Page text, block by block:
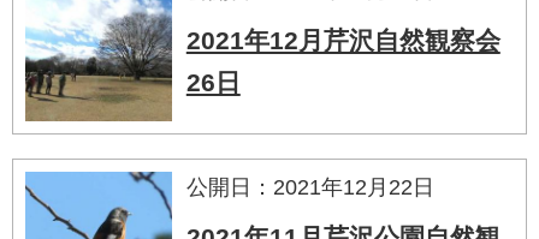
2021年12月芹沢自然観察会
26日
公開日：2021年12月22日